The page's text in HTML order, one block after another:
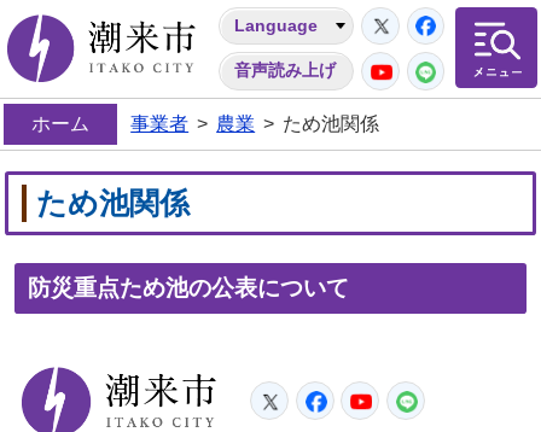
潮来市
Language
音声読み上げ
Twitter
YouTube
LINE
ホーム 事業者 > 農業 > ため池関係
ため池関係
防災重点ため池の公表について
潮来市
TwitterFacebook
YouTube